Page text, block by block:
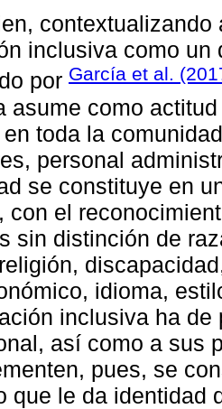
inclusiva como un
por García et al.
asume como
toda la
personal
se constituye en
con el
sin distinción de
idioma,
inclusiva ha de
así como a sus
pues, se
que le da identidad